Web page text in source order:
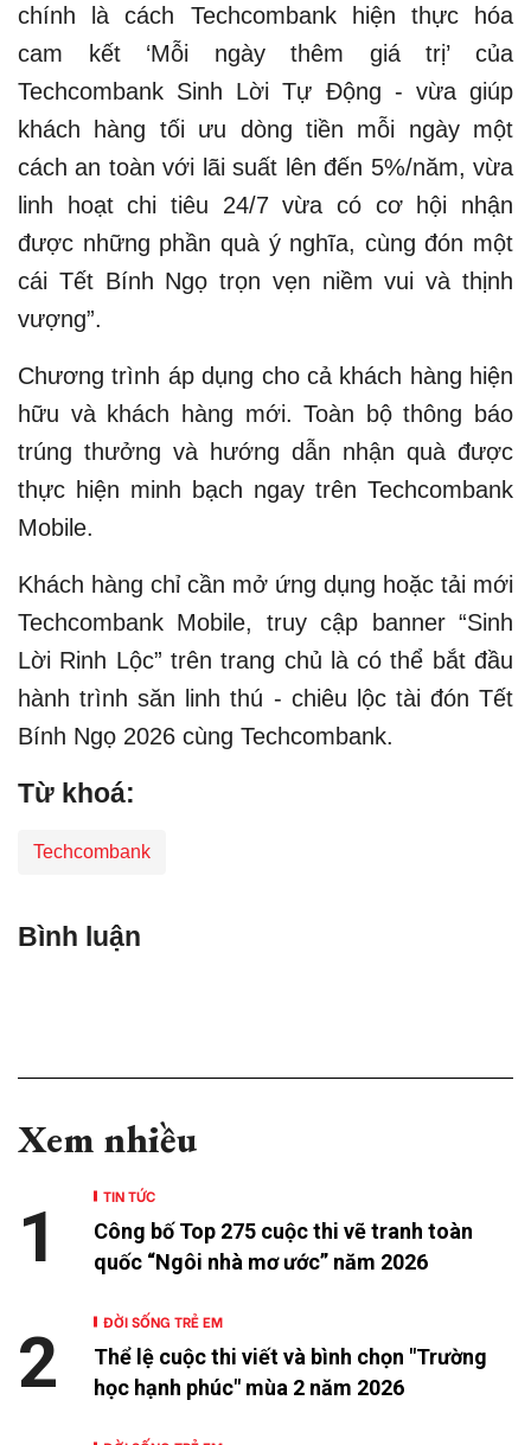
chính là cách Techcombank hiện thực hóa
cam kết ‘Mỗi ngày thêm giá trị’ của
Techcombank Sinh Lời Tự Động - vừa giúp
khách hàng tối ưu dòng tiền mỗi ngày một
cách an toàn với lãi suất lên đến 5%/năm, vừa
linh hoạt chi tiêu 24/7 vừa có cơ hội nhận
được những phần quà ý nghĩa, cùng đón một
cái Tết Bính Ngọ trọn vẹn niềm vui và thịnh
vượng”.
Chương trình áp dụng cho cả khách hàng hiện
hữu và khách hàng mới. Toàn bộ thông báo
trúng thưởng và hướng dẫn nhận quà được
thực hiện minh bạch ngay trên Techcombank
Mobile.
Khách hàng chỉ cần mở ứng dụng hoặc tải mới
Techcombank Mobile, truy cập banner “Sinh
Lời Rinh Lộc” trên trang chủ là có thể bắt đầu
hành trình săn linh thú - chiêu lộc tài đón Tết
Bính Ngọ 2026 cùng Techcombank.
Từ khoá:
Techcombank
Bình luận
Xem nhiều
TIN TỨC
Công bố Top 275 cuộc thi vẽ tranh toàn
quốc “Ngôi nhà mơ ước” năm 2026
1
ĐỜI SỐNG TRẺ EM
Thể lệ cuộc thi viết và bình chọn "Trường
học hạnh phúc" mùa 2 năm 2026
2